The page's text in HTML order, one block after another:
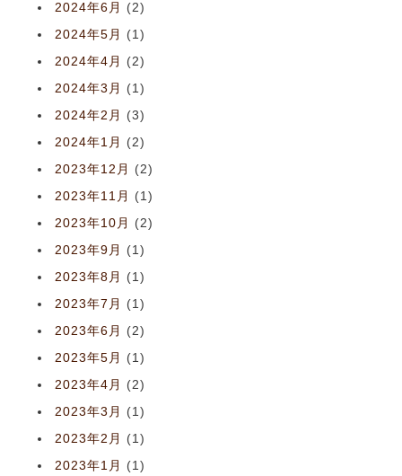
2024年6月
(2)
2024年5月
(1)
2024年4月
(2)
2024年3月
(1)
2024年2月
(3)
2024年1月
(2)
2023年12月
(2)
2023年11月
(1)
2023年10月
(2)
2023年9月
(1)
2023年8月
(1)
2023年7月
(1)
2023年6月
(2)
2023年5月
(1)
2023年4月
(2)
2023年3月
(1)
2023年2月
(1)
2023年1月
(1)